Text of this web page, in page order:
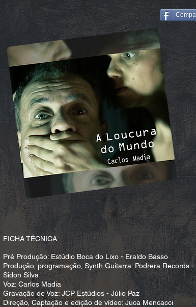
FICHA TÉCNICA:
Pré Produção: Estúdio Boca do Lixo - Eraldo Basso
Produção, programação, Synth Guitarra: Podrera Records -
Sidon Silva
Voz: Carlos Madia
Gravação de Voz: JCP Estúdios - Júlio Paz
Direção, Captação e edição de vídeo: Juca Mencacci